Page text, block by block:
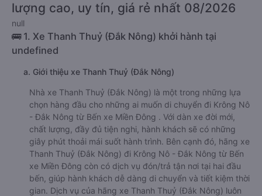
lượng cao, uy tín, giá rẻ nhất 08/2026
null
🚌 1. Xe Thanh Thuỷ (Đắk Nông) khởi hành tại
undefined
a. Giới thiệu xe Thanh Thuỷ (Đắk Nông)
Nhà xe Thanh Thuỷ (Đắk Nông) là một trong những lựa
chọn hàng đầu cho những ai muốn di chuyển đi Krông Nô
- Đắk Nông từ Bến xe Miền Đông . Với dàn xe đời mới,
chất lượng, đầy đủ tiện nghi, hành khách sẽ có những
giây phút thoải mái suốt hành trình. Bên cạnh đó, hãng xe
Thanh Thuỷ (Đắk Nông) đi Krông Nô - Đắk Nông từ Bến
xe Miền Đông còn có dịch vụ đón/trả tận nơi tại hai đầu
bến, giúp hành khách dễ dàng di chuyển và tiết kiệm thời
gian. Dịch vụ của hãng xe Thanh Thuỷ (Đắk Nông) luôn